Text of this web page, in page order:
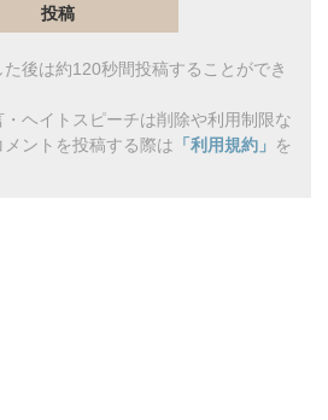
後は約120秒間投稿することができ
ヘイトスピーチは削除や利用制限な
ントを投稿する際は 「利用規約」 を